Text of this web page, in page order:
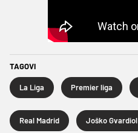
TAGOVI
La Liga Premier liga
Real Madrid Joško Gvardiol